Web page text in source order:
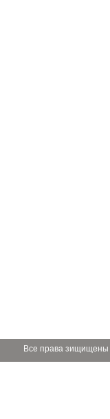
Все права зищищены